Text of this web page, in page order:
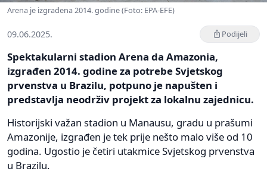
Arena je izgrađena 2014. godine (Foto: EPA-EFE)
09.06.2025. Podijeli
Spektakularni stadion Arena da Amazonia,
izgrađen 2014. godine za potrebe Svjetskog
prvenstva u Brazilu, potpuno je napušten i
predstavlja neodrživ projekt za lokalnu zajednicu.
Historijski važan stadion u Manausu, gradu u prašumi
Amazonije, izgrađen je tek prije nešto malo više od 10
godina. Ugostio je četiri utakmice Svjetskog prvenstva
u Brazilu.